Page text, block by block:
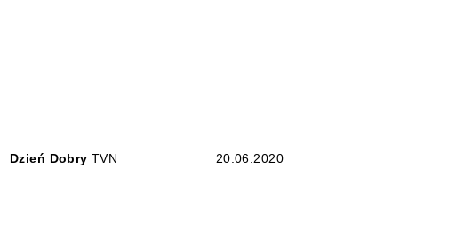
Dzień Dobry TVN 20.06.2020